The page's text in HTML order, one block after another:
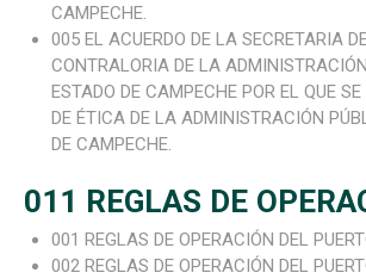
CAMPECHE.
005 EL ACUERDO DE LA SECRETARIA
CONTRALORIA DE LA
ESTADO DE CAMPECHE POR EL QUE
DE ÉTICA DE LA ADMINISTRACIÓN
DE CAMPECHE.
011 REGLAS DE
001 REGLAS DE OPERACIÓN DEL
002 REGLAS DE OPERACIÓN DEL